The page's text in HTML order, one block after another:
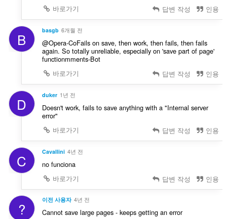
바로가기
답변 작성 인용
B basgb 6개월 전
@Opera-CoFails on save, then work, then fails, then fails
again. So totally unreliable, especially on 'save part of page'
functionmments-Bot
바로가기
답변 작성 인용
D duker 1년 전
Doesn't work, fails to save anything with a "Internal server
error"
바로가기
답변 작성 인용
C Cavallini 4년 전
no funciona
바로가기
답변 작성 인용
? 이전 사용자 4년 전
Cannot save large pages - keeps getting an error